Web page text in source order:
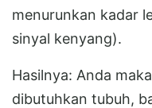
menurunkan kadar
sinyal kenyang).
Hasilnya: Anda
dibutuhkan tubuh,